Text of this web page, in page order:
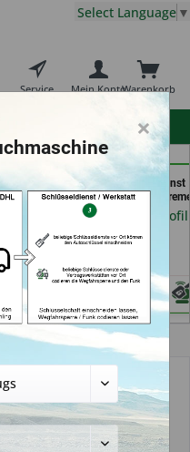
Service Warenkorb
Mein Konto
Select Language ▼
GmbH (in
Schlüsseldienst
Possienke (in
Händlerprofil
×